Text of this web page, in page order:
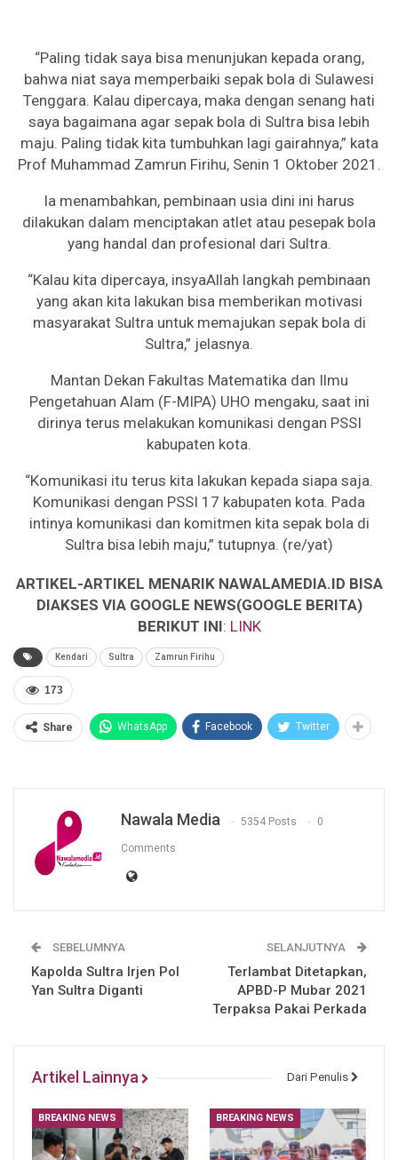
“Paling tidak saya bisa menunjukan kepada orang,
bahwa niat saya memperbaiki sepak bola di Sulawesi
Tenggara. Kalau dipercaya, maka dengan senang hati
saya bagaimana agar sepak bola di Sultra bisa lebih
maju. Paling tidak kita tumbuhkan lagi gairahnya,” kata
Prof Muhammad Zamrun Firihu, Senin 1 Oktober 2021.
Ia menambahkan, pembinaan usia dini ini harus
dilakukan dalam menciptakan atlet atau pesepak bola
yang handal dan profesional dari Sultra.
“Kalau kita dipercaya, insyaAllah langkah pembinaan
yang akan kita lakukan bisa memberikan motivasi
masyarakat Sultra untuk memajukan sepak bola di
Sultra,” jelasnya.
Mantan Dekan Fakultas Matematika dan Ilmu
Pengetahuan Alam (F-MIPA) UHO mengaku, saat ini
dirinya terus melakukan komunikasi dengan PSSI
kabupaten kota.
“Komunikasi itu terus kita lakukan kepada siapa saja.
Komunikasi dengan PSSI 17 kabupaten kota. Pada
intinya komunikasi dan komitmen kita sepak bola di
Sultra bisa lebih maju,” tutupnya. (re/yat)
ARTIKEL-ARTIKEL MENARIK NAWALAMEDIA.ID BISA
DIAKSES VIA GOOGLE NEWS(GOOGLE BERITA)
BERIKUT INI: LINK
Kendari Sultra Zamrun Firihu
173
Share WhatsApp Facebook Twitter
Nawala Media 5354 Posts 0
Comments
SEBELUMNYA
Kapolda Sultra Irjen Pol
Yan Sultra Diganti
SELANJUTNYA
Terlambat Ditetapkan,
APBD-P Mubar 2021
Terpaksa Pakai Perkada
Artikel Lainnya Dari Penulis
BREAKING NEWS BREAKING NEWS